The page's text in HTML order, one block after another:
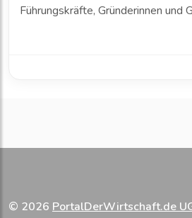
Führungskräfte, Gründerinnen und
© 2026 PortalDerWirtschaft.de